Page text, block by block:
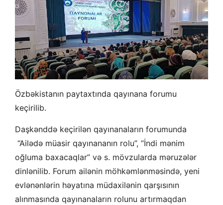
Özbəkistanın paytaxtında qayınana forumu
keçirilib.
Daşkənddə keçirilən qayınanaların forumunda
“Ailədə müasir qayınananın rolu”, “İndi mənim
oğluma baxacaqlar” və s. mövzularda məruzələr
dinlənilib. Forum ailənin möhkəmlənməsində, yeni
evlənənlərin həyatına müdaxilənin qarşısının
alınmasında qayınanaların rolunu artırmaqdan